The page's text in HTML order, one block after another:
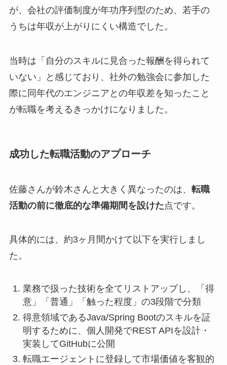
が、会社の評価制度が年功序列型のため、若手の
うちは年収が上がりにくい構造でした。
当時は「自分のスキルに見合った報酬を得られて
いない」と感じており、社外の勉強会に参加した
際に同年代のエンジニアとの年収差を知ったこと
が転職を考えるきっかけになりました。
成功した転職活動のアプローチ
佐藤さんが鈴木さんと大きく異なったのは、 転職
活動の前に徹底的な準備期間を設けた点です。
具体的には、約3ヶ月間かけて以下を実行しまし
た。
業務で扱った技術を全てリストアップし、「得
意」「普通」「触った程度」の3段階で分類
得意領域であるJava/Spring Bootのスキルを証
明するために、個人開発でREST APIを設計・
実装してGitHubに公開
転職エージェントに登録して市場価値を客観的